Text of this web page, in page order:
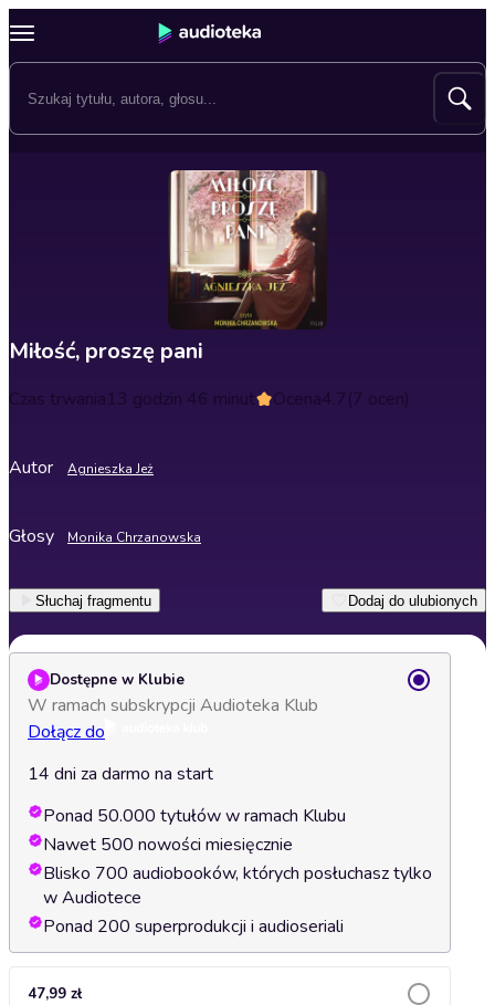
Miłość, proszę pani
Czas trwania13 godzin 46 minut Ocena4.7(7 ocen)
Autor Agnieszka Jeż
Głosy Monika Chrzanowska
Słuchaj fragmentu Dodaj do ulubionych
Dostępne w Klubie
W ramach subskrypcji Audioteka Klub
Dołącz do
14 dni za darmo na start
Ponad 50.000 tytułów w ramach Klubu
Nawet 500 nowości miesięcznie
Blisko 700 audiobooków, których posłuchasz tylko
w Audiotece
Ponad 200 superprodukcji i audioseriali
47,99 zł